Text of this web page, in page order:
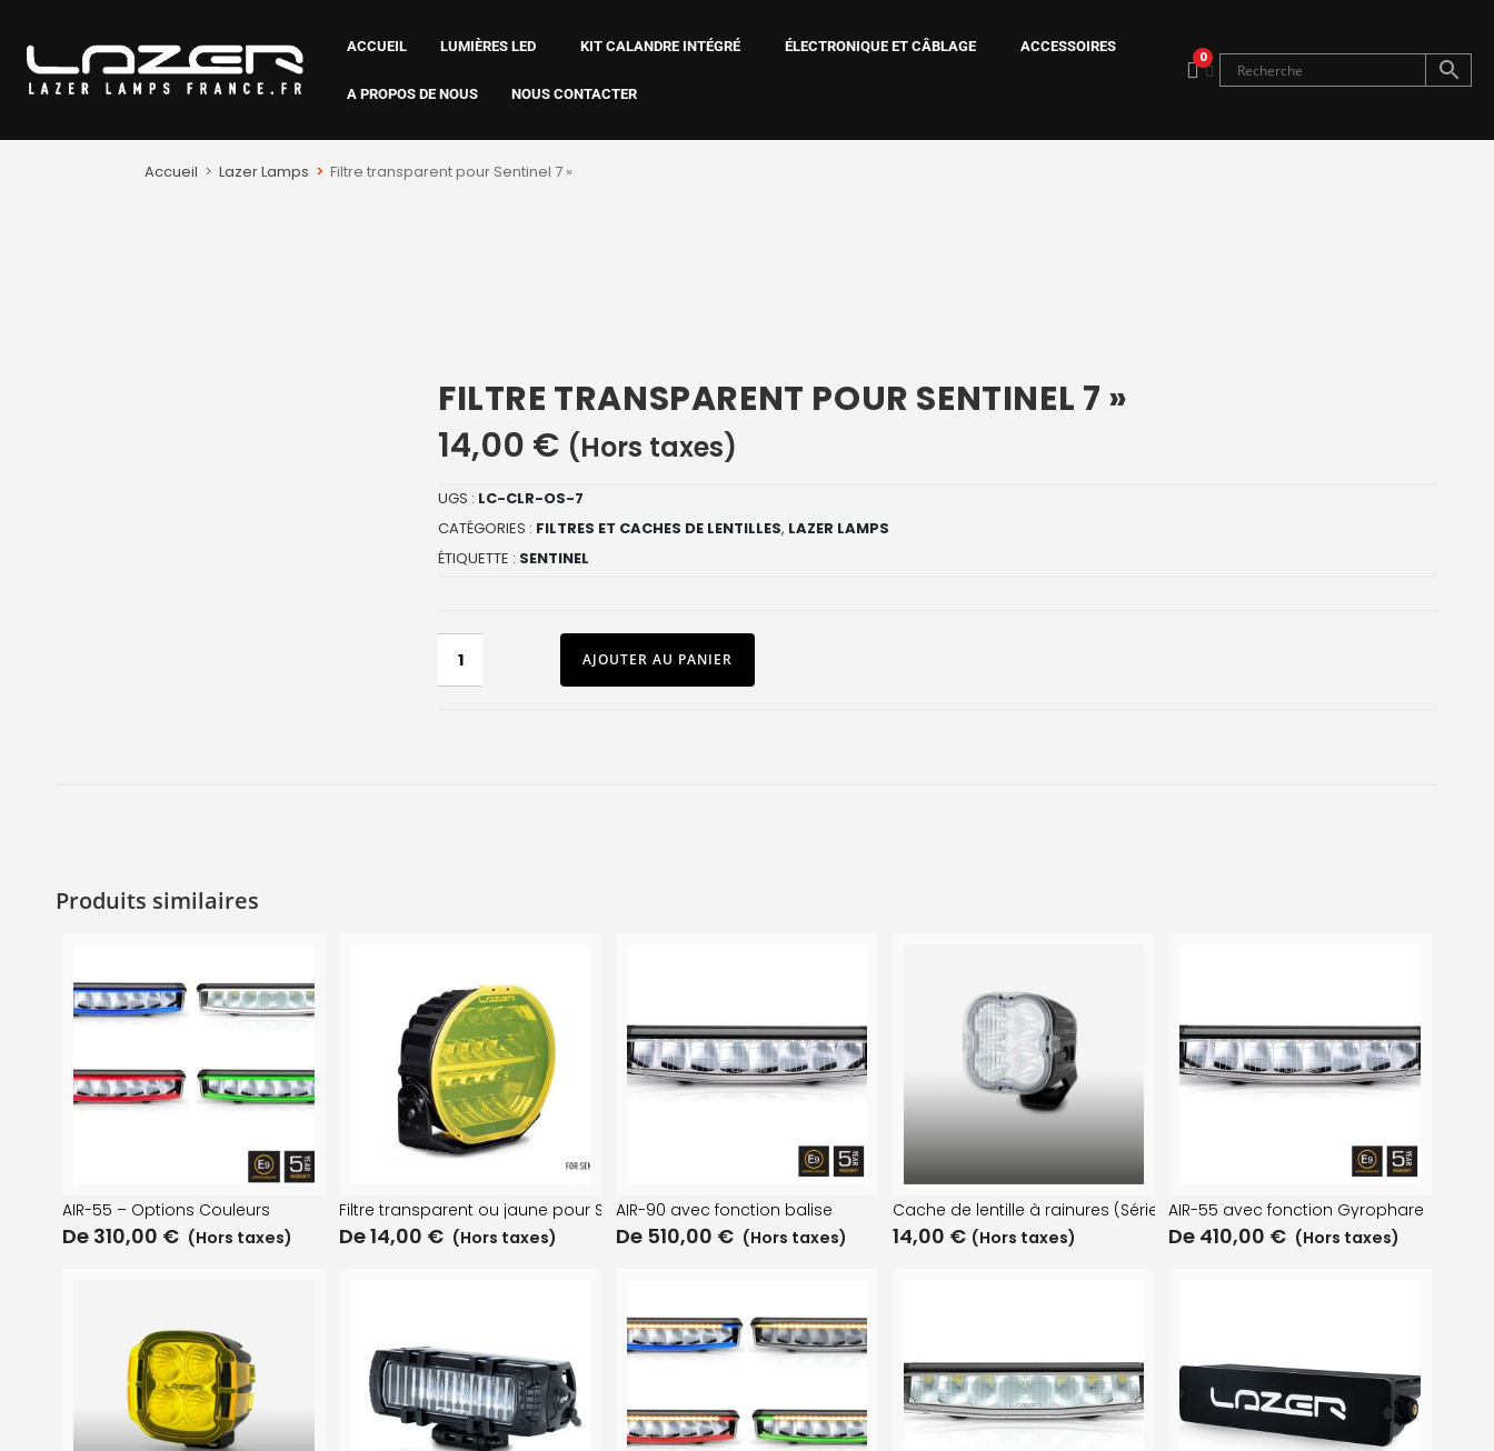
ACCUEIL LUMIÈRES LED KIT CALANDRE INTÉGRÉ ÉLECTRONIQUE ET CÂBLAGE ACCESSOIRES
A PROPOS DE NOUS NOUS CONTACTER
0
Accueil > Lazer Lamps > Filtre transparent pour Sentinel 7 »
FILTRE TRANSPARENT POUR SENTINEL 7 »
14,00 € (Hors taxes)
UGS : LC-CLR-OS-7
CATÉGORIES : FILTRES ET CACHES DE LENTILLES, LAZER LAMPS
ÉTIQUETTE : SENTINEL
AJOUTER AU PANIER
Produits similaires
AIR-55 – Options Couleurs
De 310,00 € (Hors taxes)
Filtre transparent ou jaune pour Sentinel
De14,00 € (Hors taxes)
AIR-90 avec fonction balise
De 510,00 € (Hors taxes)
Cache de lentille à rainures (Série RP – Utility-80HD)
14,00 € (Hors taxes)
AIR-55 avec fonction Gyrophare
De 410,00 € (Hors taxes)